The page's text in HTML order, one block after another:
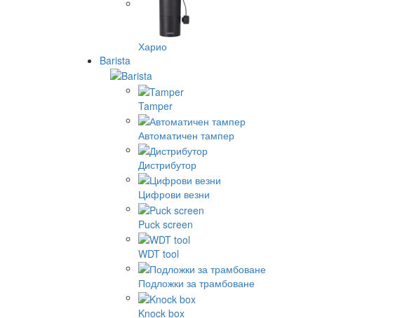
Харио
Barista
Tamper
Автоматичен тампер
Дистрибутор
Цифрови везни
Puck screen
WDT tool
Подложки за трамбоване
Knock box